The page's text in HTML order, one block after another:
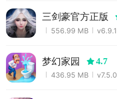
三剑豪官方正版
556.99 MB v6.9.1
梦幻家园 4.7
436.95 MB v7.5.0